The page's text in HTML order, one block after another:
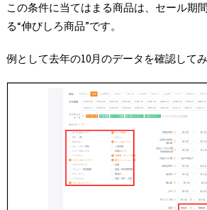
この条件に当てはまる商品は、セール期
る“伸びしろ商品”です。
例として去年の10月のデータを確認してみ